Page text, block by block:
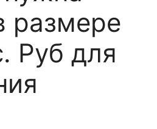
размере
Руб для